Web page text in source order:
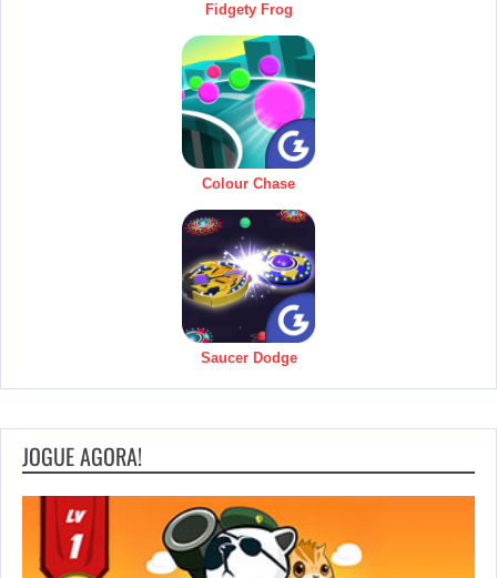
Fidgety Frog
Colour Chase
Saucer Dodge
JOGUE AGORA!